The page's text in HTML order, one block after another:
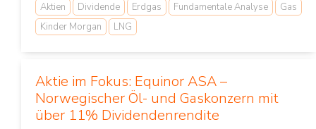
Aktien Dividende Erdgas Fundamentale Analyse
Gas
Kinder Morgan
LNG
Aktie im Fokus: Equinor ASA –
Norwegischer Öl- und Gaskonzern mit
über 11% Dividendenrendite